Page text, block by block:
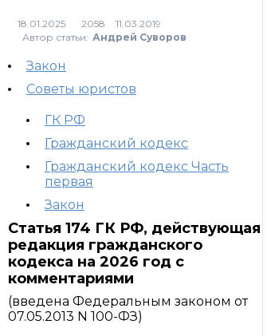
2058
Автор статьи: Андрей Суворов
Закон
Советы юристов
ГК РФ
Гражданский кодекс
Гражданский кодекс Часть
первая
Закон
Статья 174 ГК РФ, действующая
редакция гражданского
кодекса на 2026 год с
комментариями
(введена Федеральным законом от
07.05.2013 N 100-ФЗ)